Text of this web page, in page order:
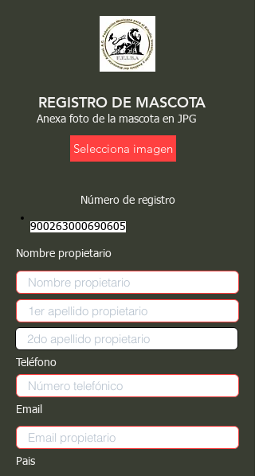
REGISTRO DE MASCOTA
Anexa foto de la mascota en JPG
Selecciona imagen
Número de registro
900263000690605
Nombre propietario
Teléfono
Email
Pais